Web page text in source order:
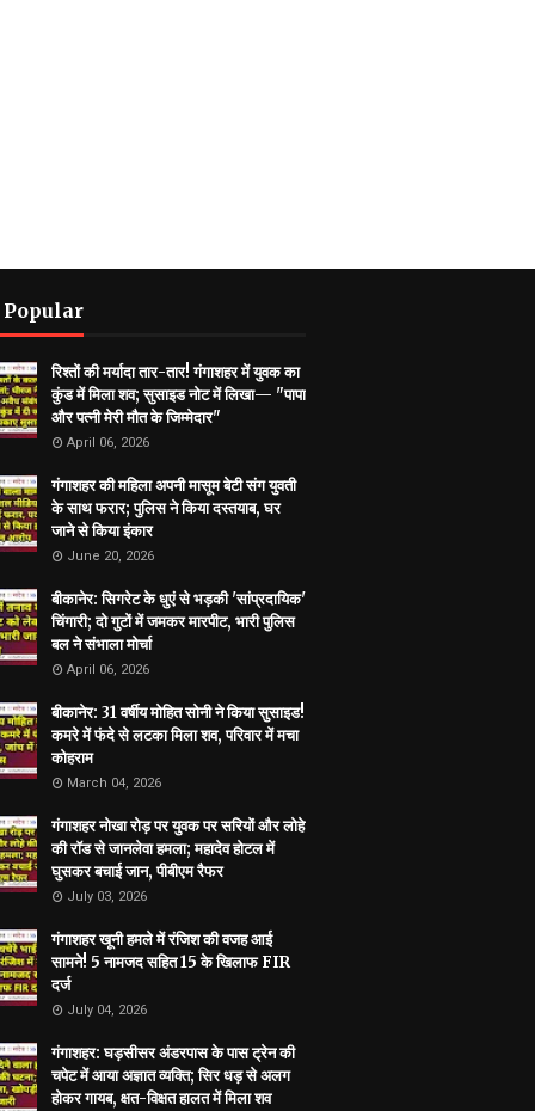
रिश्तों की मर्यादा तार-तार! गंगाशहर में युवक का
कुंड में मिला शव; सुसाइड नोट में लिखा— "पापा
और पत्नी मेरी मौत के जिम्मेदार"
April 06, 2026
गंगाशहर की महिला अपनी मासूम बेटी संग युवती
के साथ फरार; पुलिस ने किया दस्तयाब, घर
जाने से किया इंकार
June 20, 2026
बीकानेर: सिगरेट के धुएं से भड़की 'सांप्रदायिक'
चिंगारी; दो गुटों में जमकर मारपीट, भारी पुलिस
बल ने संभाला मोर्चा
April 06, 2026
बीकानेर: 31 वर्षीय मोहित सोनी ने किया सुसाइड!
कमरे में फंदे से लटका मिला शव, परिवार में मचा
कोहराम
March 04, 2026
गंगाशहर नोखा रोड़ पर युवक पर सरियों और लोहे
की रॉड से जानलेवा हमला; महादेव होटल में
घुसकर बचाई जान, पीबीएम रैफर
July 03, 2026
गंगाशहर खूनी हमले में रंजिश की वजह आई
सामने! 5 नामजद सहित 15 के खिलाफ FIR
दर्ज
July 04, 2026
गंगाशहर: घड़सीसर अंडरपास के पास ट्रेन की
चपेट में आया अज्ञात व्यक्ति; सिर धड़ से अलग
होकर गायब, क्षत-विक्षत हालत में मिला शव